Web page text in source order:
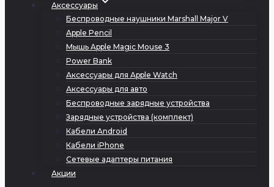
Аксессуары
Беспроводные наушники Marshall Major V
Apple Pencil
Мышь Apple Magic Mouse 3
Power Bank
Аксессуары для Apple Watch
Аксессуары для авто
Беспроводные зарядные устройства
Зарядные устройства (комплект)
Кабели Android
Кабели iPhone
Сетевые адаптеры питания
Акции